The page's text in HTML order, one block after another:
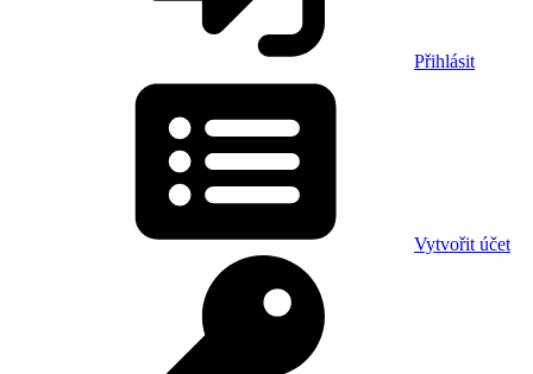
Přihlásit
Vytvořit účet